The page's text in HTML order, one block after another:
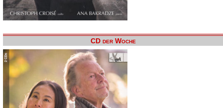
CD der Woche